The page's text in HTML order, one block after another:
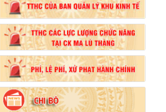
Tên:(Nghị định Quy định chi tiết thi hành một
số điều của Luật Đất đai)
Ngày ban hành: (21/08/2024)
Số:103/2024/NĐ-CP
Tên:(Nghị định Quy định về tiền sử dụng đất,
tiền thuê đất)
Ngày ban hành: (21/08/2024)
Số:1731/KH-UBND